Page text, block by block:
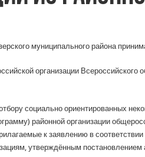
муниципального района
организации
социально ориентированных
районной организации
к заявлению в
утверждённым постановлением